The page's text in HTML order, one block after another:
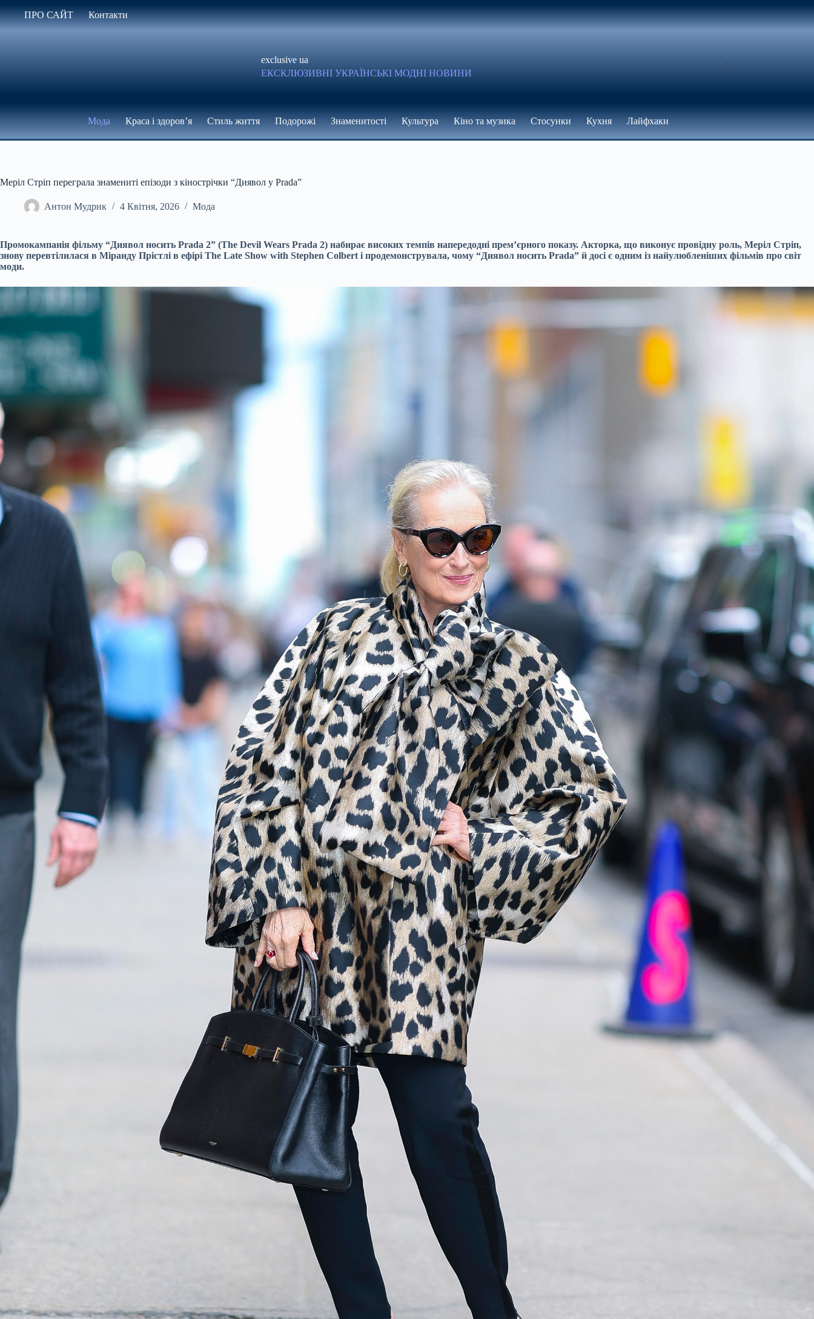
до
вмісту
ПРО САЙТ Контакти
exclusive ua
ЕКСКЛЮЗИВНІ УКРАЇНСЬКІ МОДНІ НОВИНИ
Мода Краса і здоров’я Стиль життя Подорожі Знаменитості Культура Кіно та музика Стосунки Кухня Лайфхаки
Меріл Стріп переграла знамениті епізоди з кінострічки “Диявол у Prada”
Антон Мудрик 4 Квітня, 2026 Мода
Промокампанія фільму “Диявол носить Prada 2” (The Devil Wears Prada 2) набирає високих темпів напередодні прем’єрного показу. Акторка, що виконує провідну роль, Меріл Стріп,
знову перевтілилася в Міранду Прістлі в ефірі The Late Show with Stephen Colbert і продемонструвала, чому “Диявол носить Prada” й досі є одним із найулюбленіших фільмів про світ
моди.